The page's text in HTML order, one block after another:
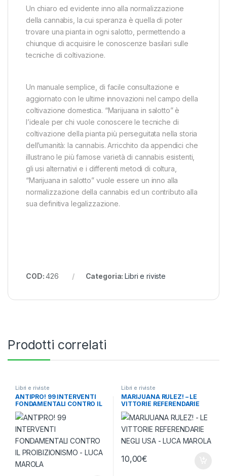
Un chiaro ed evidente inno alla normalizzazione
della cannabis, la cui speranza è quella di poter
trovare una pianta in ogni salotto, permettendo a
chiunque di acquisire le conoscenze basilari sulle
tecniche di coltivazione.
Un manuale semplice, di facile consultazione e
aggiornato con le ultime innovazioni nel campo della
coltivazione domestica. “Marijuana in salotto” è
l’ideale per chi vuole conoscere le tecniche di
coltivazione della pianta più perseguitata nella storia
dell’umanità: la cannabis. Arricchito da appendici che
illustrano le più famose varietà di cannabis esistenti,
gli usi alternativi e i differenti metodi di coltura,
“Marijuana in salotto” vuole essere un inno alla
normalizzazione della cannabis ed un contributo alla
sua definitiva legalizzazione.
COD:426 Categoria:Libri e riviste
Prodotti correlati
Libri e riviste
ANTIPRO! 99 INTERVENTI
FONDAMENTALI CONTRO IL
PROIBIZIONISMO – LUCA
MAROLA
Libri e riviste
MARIJUANA RULEZ! – LE
VITTORIE REFERENDARIE
NEGLI USA – LUCA MAROLA
10,00€